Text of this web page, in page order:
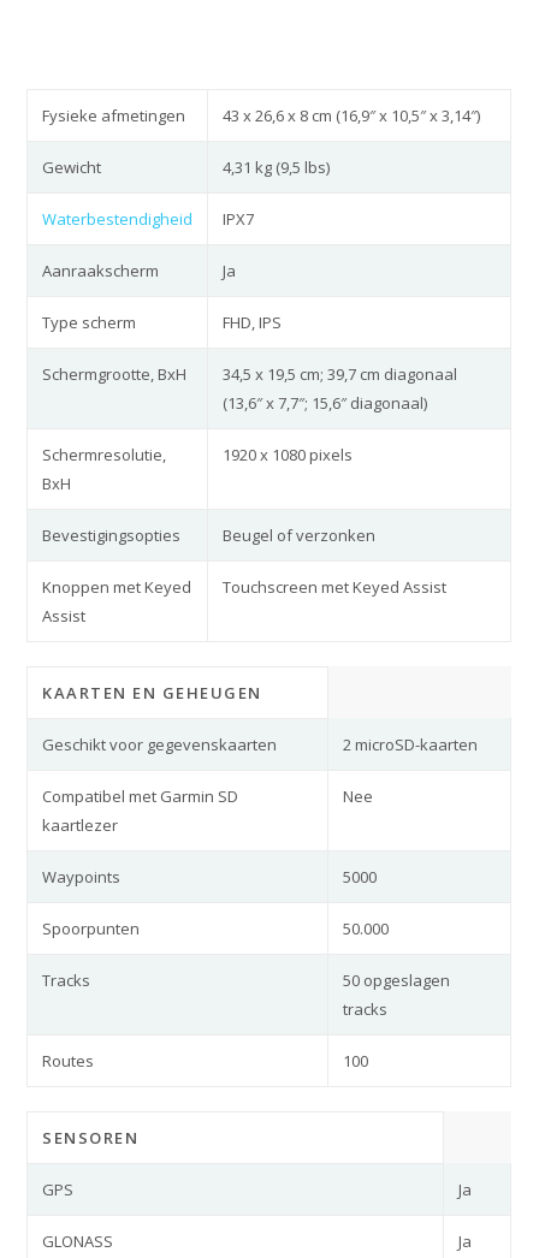
Fysieke afmetingen 43 x 26,6 x 8 cm (16,9″ x 10,5″ x 3,14″)
Gewicht 4,31 kg (9,5 lbs)
Waterbestendigheid IPX7
Aanraakscherm Ja
Type scherm FHD, IPS
Schermgrootte, BxH
34,5 x 19,5 cm; 39,7 cm diagonaal
(13,6″ x 7,7″; 15,6″ diagonaal)
Schermresolutie,
BxH
1920 x 1080 pixels
Bevestigingsopties Beugel of verzonken
Knoppen met Keyed
Assist
Touchscreen met Keyed Assist
KAARTEN EN GEHEUGEN
Geschikt voor gegevenskaarten 2 microSD-kaarten
Compatibel met Garmin SD
kaartlezer
Nee
Waypoints 5000
Spoorpunten 50.000
Tracks
50 opgeslagen
tracks
Routes 100
SENSOREN
GPS Ja
GLONASS Ja